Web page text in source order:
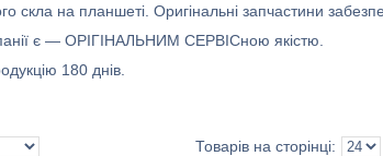
скла на планшеті. Оригінальні запчастини
є — ОРІГІНАЛЬНИМ СЕРВІСною якістю.
180 днів.